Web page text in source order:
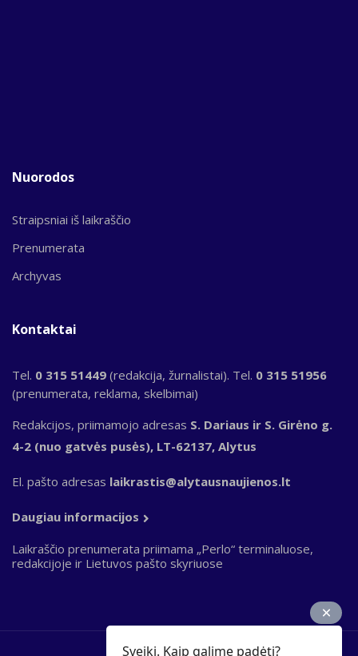
Nuorodos
Straipsniai iš laikraščio
Prenumerata
Archyvas
Kontaktai
Tel. 0 315 51449 (redakcija, žurnalistai). Tel. 0 315 51956
(prenumerata, reklama, skelbimai)
Redakcijos, priimamojo adresas S. Dariaus ir S. Girėno g.
4-2 (nuo gatvės pusės), LT-62137, Alytus
El. pašto adresas laikrastis@alytausnaujienos.lt
Daugiau informacijos
Laikraščio prenumerata priimama „Perlo“ terminaluose,
redakcijoje ir Lietuvos pašto skyriuose
Sveiki. Kaip galime padėti?